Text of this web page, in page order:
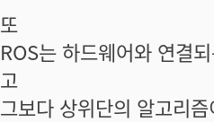
또
ROS는 하드웨어와 연결
고
그보다 상위단의 알고리